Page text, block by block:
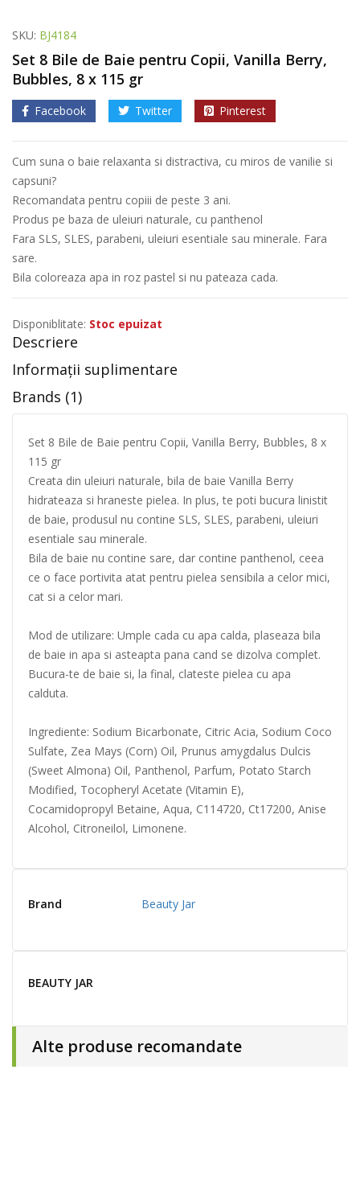
SKU: BJ4184
Set 8 Bile de Baie pentru Copii, Vanilla Berry,
Bubbles, 8 x 115 gr
Facebook Twitter Pinterest
Cum suna o baie relaxanta si distractiva, cu miros de vanilie si
capsuni?
Recomandata pentru copiii de peste 3 ani.
Produs pe baza de uleiuri naturale, cu panthenol
Fara SLS, SLES, parabeni, uleiuri esentiale sau minerale. Fara
sare.
Bila coloreaza apa in roz pastel si nu pateaza cada.
Disponiblitate: Stoc epuizat
Descriere
Informații suplimentare
Brands (1)
Set 8 Bile de Baie pentru Copii, Vanilla Berry, Bubbles, 8 x
115 gr
Creata din uleiuri naturale, bila de baie Vanilla Berry
hidrateaza si hraneste pielea. In plus, te poti bucura linistit
de baie, produsul nu contine SLS, SLES, parabeni, uleiuri
esentiale sau minerale.
Bila de baie nu contine sare, dar contine panthenol, ceea
ce o face portivita atat pentru pielea sensibila a celor mici,
cat si a celor mari.
Mod de utilizare: Umple cada cu apa calda, plaseaza bila
de baie in apa si asteapta pana cand se dizolva complet.
Bucura-te de baie si, la final, clateste pielea cu apa
calduta.
Ingrediente: Sodium Bicarbonate, Citric Acia, Sodium Coco
Sulfate, Zea Mays (Corn) Oil, Prunus amygdalus Dulcis
(Sweet Almona) Oil, Panthenol, Parfum, Potato Starch
Modified, Tocopheryl Acetate (Vitamin E),
Cocamidopropyl Betaine, Aqua, C114720, Ct17200, Anise
Alcohol, Citroneilol, Limonene.
Brand Beauty Jar
BEAUTY JAR
Alte produse recomandate